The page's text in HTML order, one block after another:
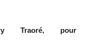
Traoré, pour